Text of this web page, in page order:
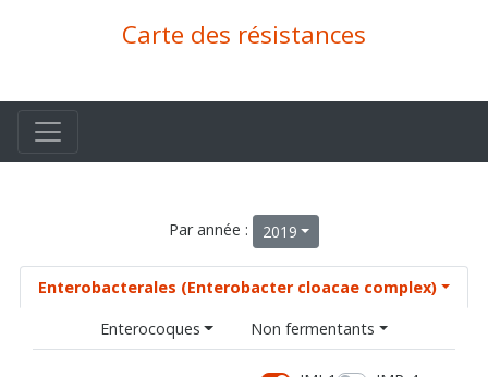
Carte des résistances
Par année : 2019
Enterobacterales (Enterobacter cloacae complex)
Enterocoques
Non fermentants